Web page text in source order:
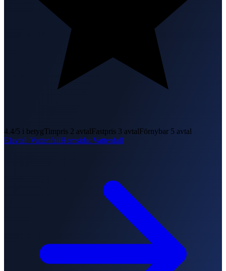
4.4/5 i betygTimpris 2 avtalFastpris 3 avtalFörnybar 5 avtal
Elavtal: VattenfallHemsida: Vattenfall